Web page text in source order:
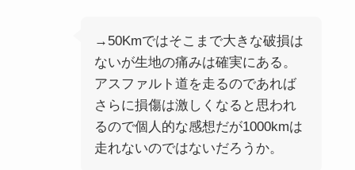
→50Kmではそこまで大きな破損は
ないが生地の痛みは確実にある。
アスファルト道を走るのであれば
さらに損傷は激しくなると思われ
るので個人的な感想だが1000kmは
走れないのではないだろうか。